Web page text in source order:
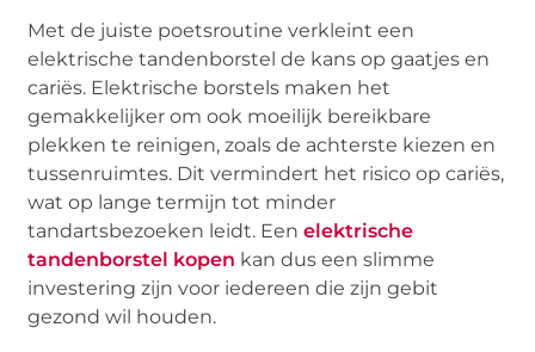
Met de juiste poetsroutine verkleint een
elektrische tandenborstel de kans op gaatjes en
cariës. Elektrische borstels maken het
gemakkelijker om ook moeilijk bereikbare
plekken te reinigen, zoals de achterste kiezen en
tussenruimtes. Dit vermindert het risico op cariës,
wat op lange termijn tot minder
tandartsbezoeken leidt. Eenelektrische
tandenborstel kopen kan dus een slimme
investering zijn voor iedereen die zijn gebit
gezond wil houden.